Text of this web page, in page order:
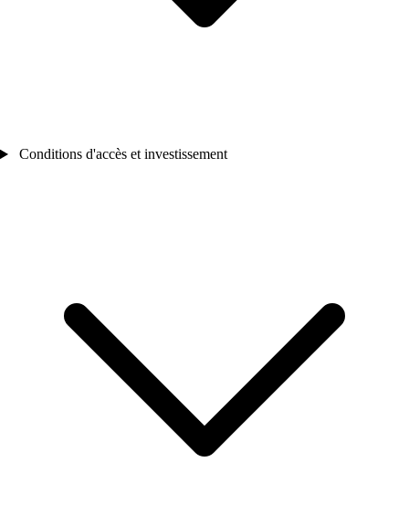
Conditions d'accès et investissement